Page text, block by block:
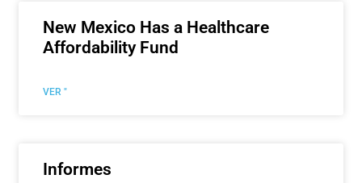
New Mexico Has a Healthcare
Affordability Fund
VER "
Informes